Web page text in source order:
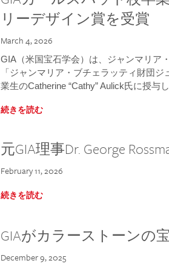
リーデザイン賞を受賞
March 4, 2026
GIA（米国宝石学会）は、ジャンマリア
「ジャンマリア・ブチェラッティ財団
業生のCatherine “Cathy” Aulick氏に授与し
続きを読む
元GIA理事Dr. George
February 11, 2026
続きを読む
GIAがカラーストーンの
December 9, 2025